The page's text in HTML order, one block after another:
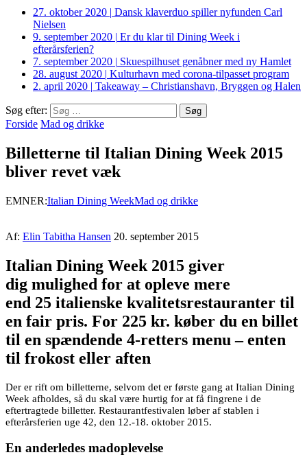
27. oktober 2020 | Dansk klaverduo spiller nyfunden Carl
Nielsen
9. september 2020 | Er du klar til Dining Week i
efterårsferien?
7. september 2020 | Skuespilhuset genåbner med ny Hamlet
28. august 2020 | Kulturhavn med corona-tilpasset program
2. april 2020 | Takeaway – Christianshavn, Bryggen og Halen
Søg efter:
Forside Mad og drikke
Billetterne til Italian Dining Week 2015
bliver revet væk
EMNER:Italian Dining WeekMad og drikke
Af: Elin Tabitha Hansen 20. september 2015
Italian Dining Week 2015 giver
dig mulighed for at opleve mere
end 25 italienske kvalitetsrestauranter til
en fair pris. For 225 kr. køber du en billet
til en spændende 4-retters menu – enten
til frokost eller aften
Der er rift om billetterne, selvom det er første gang at Italian Dining
Week afholdes, så du skal være hurtig for at få fingrene i de
eftertragtede billetter. Restaurantfestivalen løber af stablen i
efterårsferien uge 42, den 12.-18. oktober 2015.
En anderledes madoplevelse